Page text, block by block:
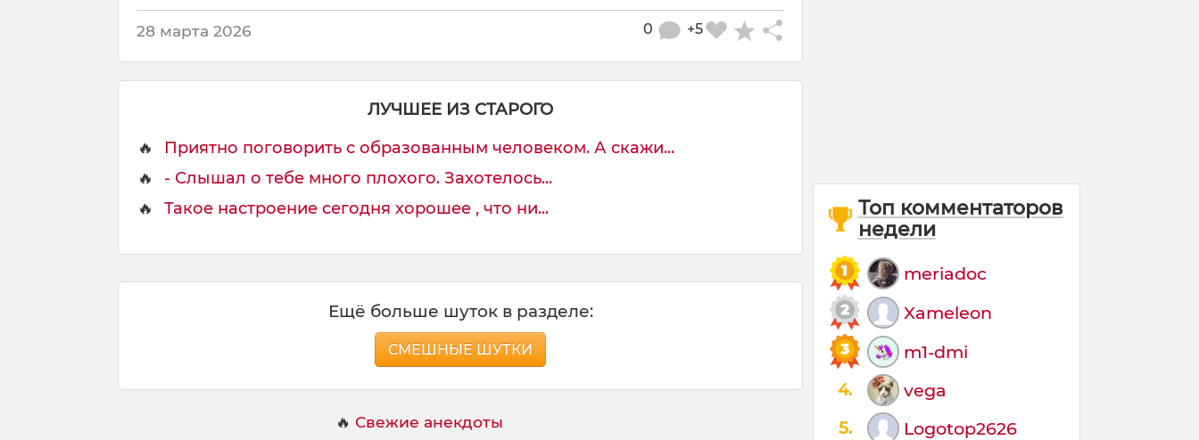
28 марта 2026 +5
0
ЛУЧШЕЕ ИЗ СТАРОГО
🔥
Приятно поговорить с образованным человеком. А скажи...
🔥
- Слышал о тебе много плохого. Захотелось...
🔥
Такое настроение сегодня хорошее , что ни...
Ещё больше шуток в разделе:
СМЕШНЫЕ ШУТКИ
🔥 Свежие анекдоты
Топ комментаторов
недели
meriadoc
Xameleon
m1-dmi
4. vega
5. Logotop2626